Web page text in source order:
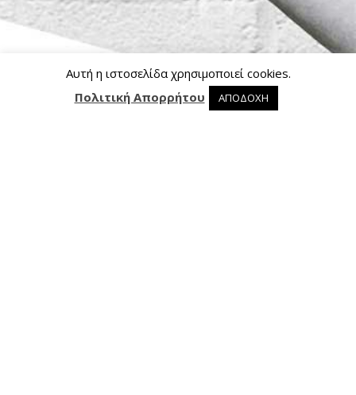
0 0 προϊόντα στο καλάθι
Αυτή η ιστοσελίδα χρησιμοποιεί cookies.
Πολιτική Απορρήτου
ΑΠΟΔΟΧΗ